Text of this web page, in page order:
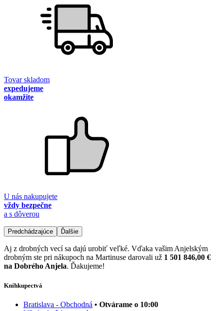
Tovar skladom
expedujeme
okamžite
U nás nakupujete
vždy bezpečne
a s dôverou
Predchádzajúce Ďalšie
Aj z drobných vecí sa dajú urobiť veľké. Vďaka vašim Anjelským
drobným ste pri nákupoch na Martinuse darovali už 1 501 846,00 €
na Dobrého Anjela. Ďakujeme!
Kníhkupectvá
Bratislava - Obchodná • Otvárame o 10:00